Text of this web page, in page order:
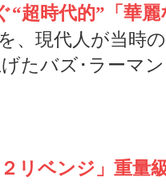
“超時代的”「華
、現代人が当時
たバズ･ラーマ
リベンジ」重量